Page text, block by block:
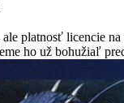
platnosť licencie
ho už bohužiaľ